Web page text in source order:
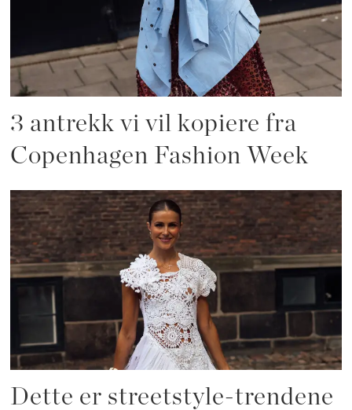
3 antrekk vi vil kopiere fra
Copenhagen Fashion Week
Dette er streetstyle-trendene